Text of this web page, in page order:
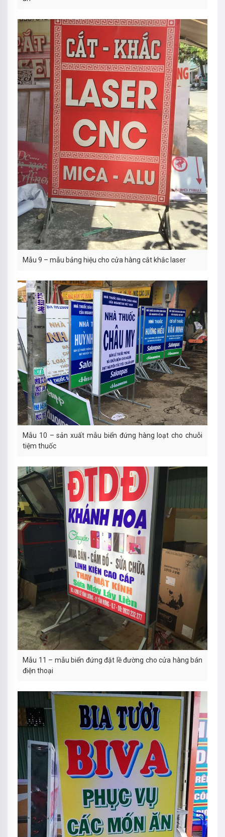
Mẫu 9 – mẫu bảng hiệu cho cửa hàng cắt khắc laser
Mẫu 10 – sản xuất mẫu biển đứng hàng loạt cho chuỗi
tiệm thuốc
Mẫu 11 – mẫu biển đứng đặt lề đường cho cửa hàng bán
điện thoại